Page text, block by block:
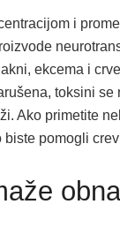
i
ekcema i
toksini
Ako primetite
pomogli